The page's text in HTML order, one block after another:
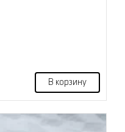
В корзину